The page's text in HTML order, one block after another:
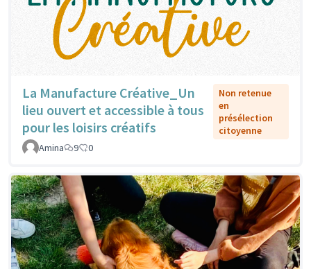
La Manufacture Créative_Un
lieu ouvert et accessible à tous
pour les loisirs créatifs
Non retenue
en
présélection
citoyenne
Amina
9 0